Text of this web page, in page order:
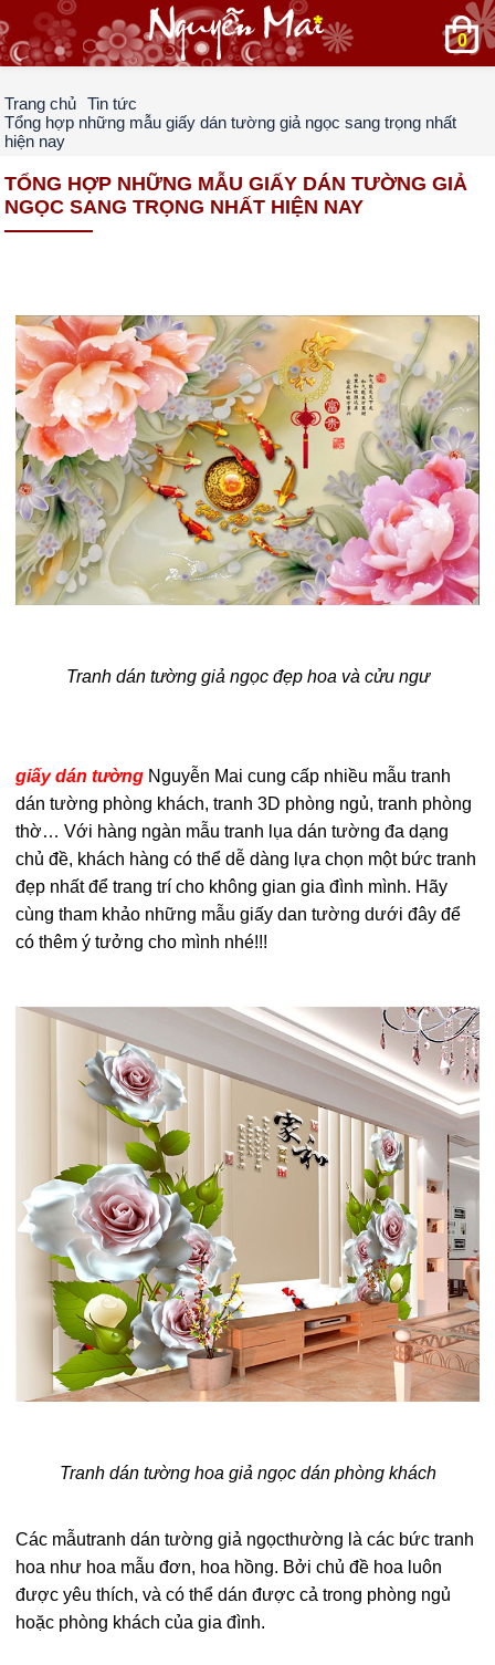
0
Trang chủ
Tin tức
Tổng hợp những mẫu giấy dán tường giả ngọc sang trọng nhất
hiện nay
TỔNG HỢP NHỮNG MẪU GIẤY DÁN TƯỜNG GIẢ
NGỌC SANG TRỌNG NHẤT HIỆN NAY
Tranh dán tường giả ngọc đẹp hoa và cửu ngư
giấy dán tường Nguyễn Mai cung cấp nhiều mẫu tranh
dán tường phòng khách, tranh 3D phòng ngủ, tranh phòng
thờ… Với hàng ngàn mẫu tranh lụa dán tường đa dạng
chủ đề, khách hàng có thể dễ dàng lựa chọn một bức tranh
đẹp nhất để trang trí cho không gian gia đình mình. Hãy
cùng tham khảo những mẫu giấy dan tường dưới đây để
có thêm ý tưởng cho mình nhé!!!
Tranh dán tường hoa giả ngọc dán phòng khách
Các mẫutranh dán tường giả ngọcthường là các bức tranh
hoa như hoa mẫu đơn, hoa hồng. Bởi chủ đề hoa luôn
được yêu thích, và có thể dán được cả trong phòng ngủ
hoặc phòng khách của gia đình.